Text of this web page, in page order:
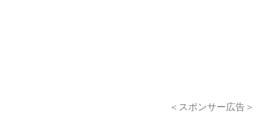
＜スポンサー広告＞